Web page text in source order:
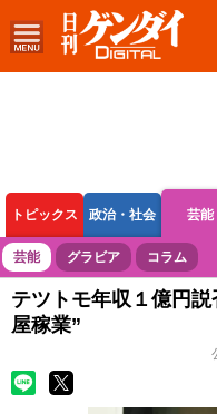
トピックス 政治・社会 芸能
ボートレース 競輪 オート
芸能 グラビア コラム
テツトモ年収１億円
屋稼業”